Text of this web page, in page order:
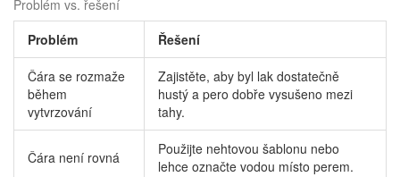
Problém vs. řešení
Problém
Řešení
Čára se rozmaže
během
vytvrzování
Zajistěte, aby byl lak dostatečně
hustý a pero dobře vysušeno mezi
tahy.
Čára není rovná
Použijte nehtovou šablonu nebo
lehce označte vodou místo perem.